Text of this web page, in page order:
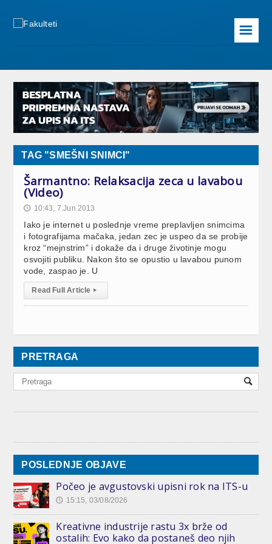
☰
TAG "SMEŠNI SNIMCI"
Šarmantno: Relaksacija zeca u lavabou
(Video)
🕔 10:43, 7.Jun 2013
Iako je internet u poslednje vreme preplavljen snimcima
i fotografijama mačaka, jedan zec je uspeo da se probije
kroz “mejnstrim” i dokaže da i druge životinje mogu
osvojiti publiku. Nakon što se opustio u lavabou punom
vode, zaspao je. U
Read Full Article ▸
PRETRAGA
POSLEDNJE OBJAVE
Počeo je avgustovski upisni rok na ITS-u
🕔 15:15, 03/08/2026
Kreativne industrije rastu 3x brže od
ostalih: Evo kako da postaneš deo njih